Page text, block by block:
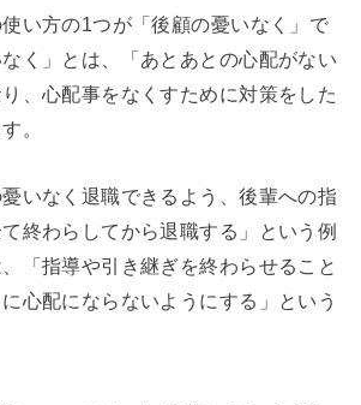
使い方の1つが「後顧の憂いなく」で
く」とは、「あとあとの心配がない
、心配事をなくすために対策をした
。
いなく退職できるよう、後輩への指
終わらしてから退職する」という例
「指導や引き継ぎを終わらせること
心配にならないようにする」という